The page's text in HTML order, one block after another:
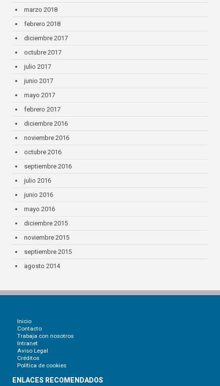
marzo 2018
febrero 2018
diciembre 2017
octubre 2017
julio 2017
junio 2017
mayo 2017
febrero 2017
diciembre 2016
noviembre 2016
octubre 2016
septiembre 2016
julio 2016
junio 2016
mayo 2016
diciembre 2015
noviembre 2015
septiembre 2015
agosto 2014
Inicio
Contacto
Trabaja con nosotros
Intranet
Aviso Legal
Créditos
Política de cookies
ENLACES RECOMENDADOS